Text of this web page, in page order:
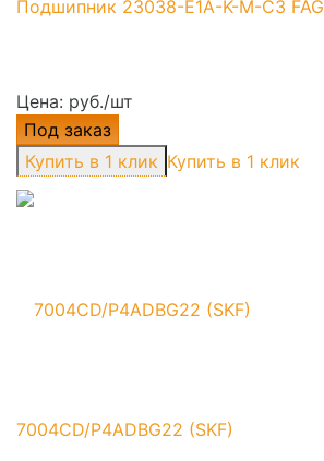
Подшипник 23038-E1A-K-M-C3 FAG
Цена: руб./шт
Под заказ
Купить в 1 клик
7004CD/P4ADBG22 (SKF)